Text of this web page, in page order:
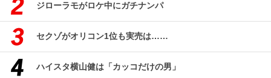
ジローラモがロケ中にガチナンパ
セクゾがオリコン1位も実売は……
ハイスタ横山健は「カッコだけの男」